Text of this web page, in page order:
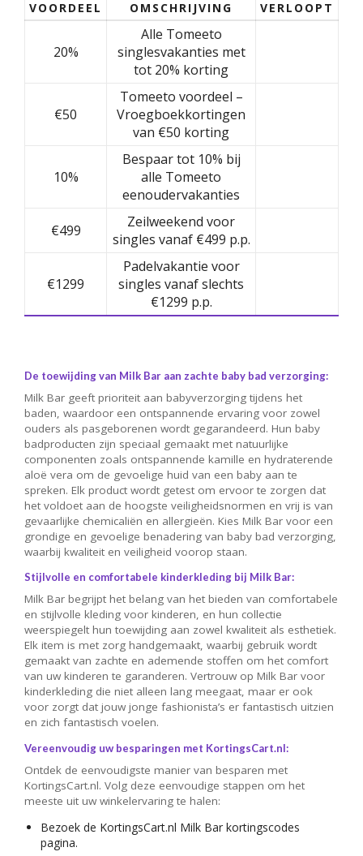
VOORDEEL OMSCHRIJVING VERLOOPT
20%
Alle Tomeeto
singlesvakanties met
tot 20% korting
€50
Tomeeto voordeel –
Vroegboekkortingen
van €50 korting
10%
Bespaar tot 10% bij
alle Tomeeto
eenoudervakanties
€499
Zeilweekend voor
singles vanaf €499 p.p.
€1299
Padelvakantie voor
singles vanaf slechts
€1299 p.p.
De toewijding van Milk Bar aan zachte baby bad verzorging:
Milk Bar geeft prioriteit aan babyverzorging tijdens het
baden, waardoor een ontspannende ervaring voor zowel
ouders als pasgeborenen wordt gegarandeerd. Hun baby
badproducten zijn speciaal gemaakt met natuurlijke
componenten zoals ontspannende kamille en hydraterende
aloë vera om de gevoelige huid van een baby aan te
spreken. Elk product wordt getest om ervoor te zorgen dat
het voldoet aan de hoogste veiligheidsnormen en vrij is van
gevaarlijke chemicaliën en allergieën. Kies Milk Bar voor een
grondige en gevoelige benadering van baby bad verzorging,
waarbij kwaliteit en veiligheid voorop staan.
Stijlvolle en comfortabele kinderkleding bij Milk Bar:
Milk Bar begrijpt het belang van het bieden van comfortabele
en stijlvolle kleding voor kinderen, en hun collectie
weerspiegelt hun toewijding aan zowel kwaliteit als esthetiek.
Elk item is met zorg handgemaakt, waarbij gebruik wordt
gemaakt van zachte en ademende stoffen om het comfort
van uw kinderen te garanderen. Vertrouw op Milk Bar voor
kinderkleding die niet alleen lang meegaat, maar er ook
voor zorgt dat jouw jonge fashionista’s er fantastisch uitzien
en zich fantastisch voelen.
Vereenvoudig uw besparingen met KortingsCart.nl:
Ontdek de eenvoudigste manier van besparen met
KortingsCart.nl. Volg deze eenvoudige stappen om het
meeste uit uw winkelervaring te halen:
Bezoek de KortingsCart.nl Milk Bar kortingscodes
pagina.